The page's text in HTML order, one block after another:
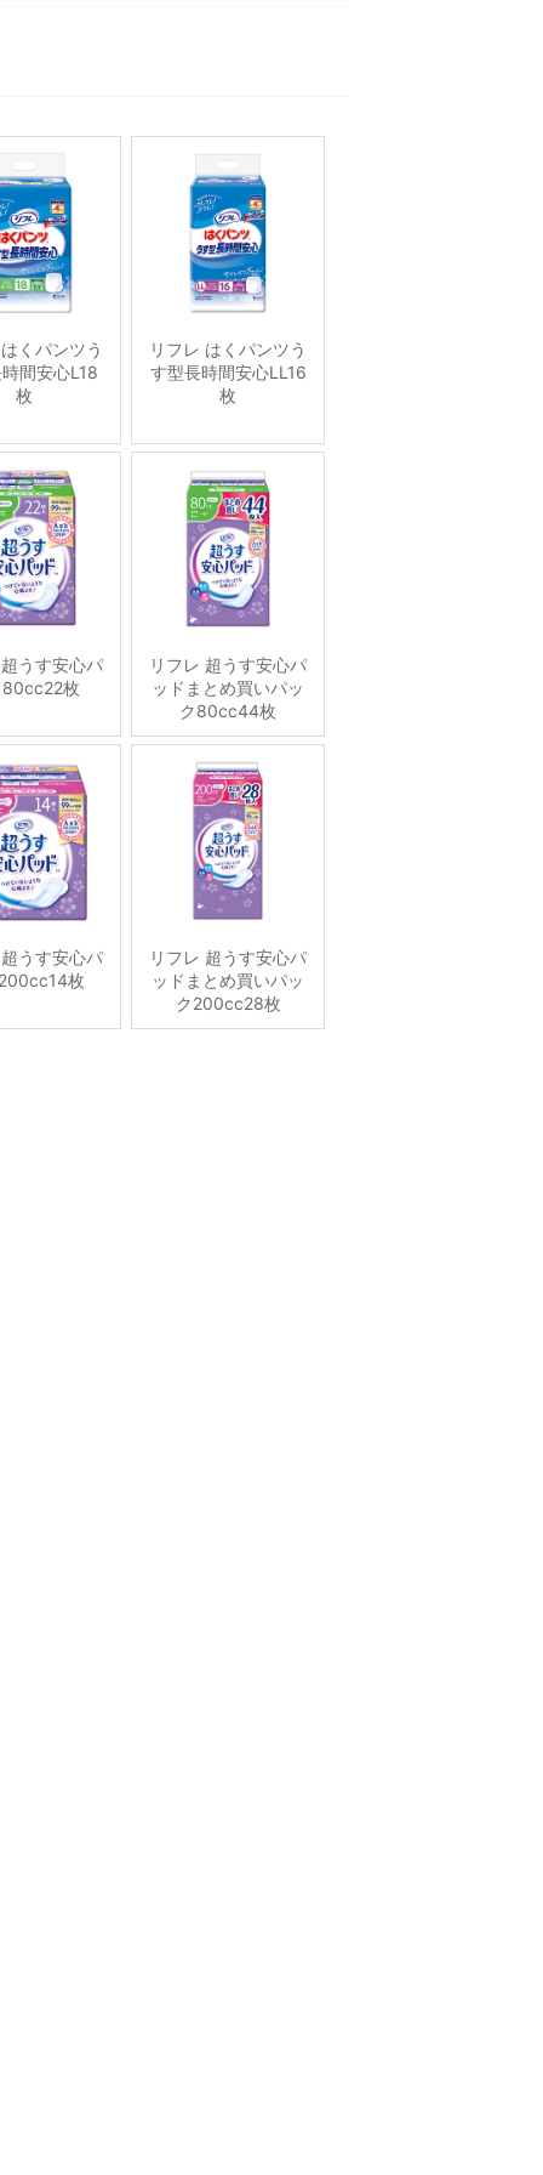
くパンツう
間安心L18
枚
リフレ はくパンツう
す型長時間安心LL16
枚
うす安心パ
80cc22枚
リフレ 超うす安心パ
ッドまとめ買いパッ
ク80cc44枚
うす安心パ
枚
リフレ 超うす安心パ
ッドまとめ買いパッ
ク200cc28枚